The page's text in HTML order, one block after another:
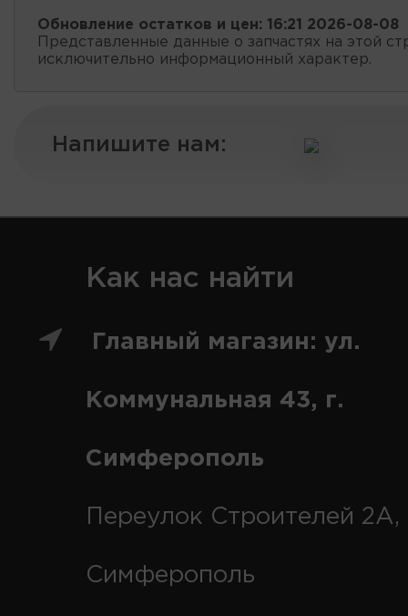
Обновление остатков и цен: 16:21 2026-08-08
Представленные данные о запчастях на этой
исключительно информационный характер.
Напишите нам:
Как нас найти
Главный магазин: ул.
Коммунальная 43, г.
Симферополь
Переулок Строителей 2А,
Симферополь